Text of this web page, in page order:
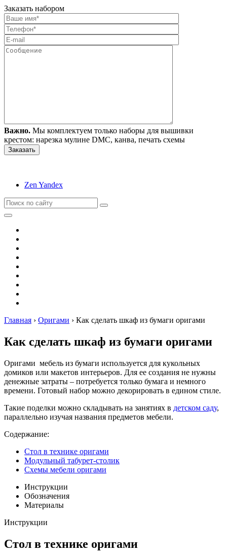
Заказать набором
Важно. Мы комплектуем только наборы для вышивки
крестом: нарезка мулине DMC, канва, печать схемы
Zen Yandex
Главная › Оригами › Как сделать шкаф из бумаги оригами
Как сделать шкаф из бумаги оригами
Оригами мебель из бумаги используется для кукольных
домиков или макетов интерьеров. Для ее создания не нужны
денежные затраты – потребуется только бумага и немного
времени. Готовый набор можно декорировать в едином стиле.
Такие поделки можно складывать на занятиях в детском саду,
параллельно изучая названия предметов мебели.
Содержание:
Стол в технике оригами
Модульный табурет-столик
Схемы мебели оригами
Инструкции
Обозначения
Материалы
Инструкции
Стол в технике оригами